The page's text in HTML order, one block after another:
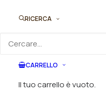
RICERCA
CARRELLO
Il tuo carrello è vuoto.